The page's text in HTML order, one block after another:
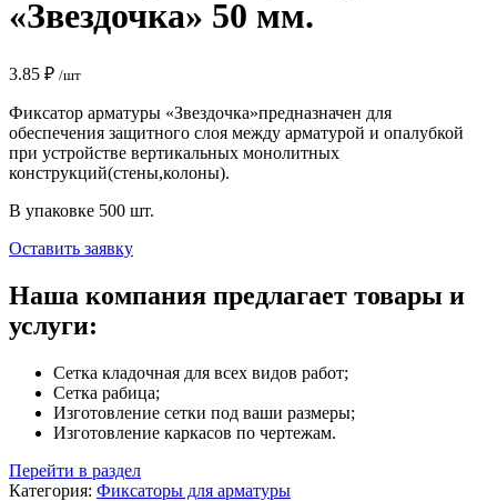
«Звездочка» 50 мм.
3.85 ₽ /шт
Фиксатор арматуры «Звездочка»предназначен для
обеспечения защитного слоя между арматурой и опалубкой
при устройстве вертикальных монолитных
конструкций(стены,колоны).
В упаковке 500 шт.
Оставить заявку
Наша компания предлагает товары и
услуги:
Сетка кладочная для всех видов работ;
Сетка рабица;
Изготовление сетки под ваши размеры;
⁠Изготовление каркасов по чертежам.
Перейти в раздел
Категория: Фиксаторы для арматуры